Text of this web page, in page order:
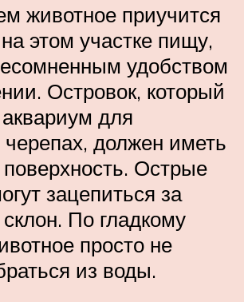
животное приучится
этом участке пищу,
удобством
Островок, который
для
черепах, должен иметь
Острые
зацепиться за
По гладкому
просто не
из воды.